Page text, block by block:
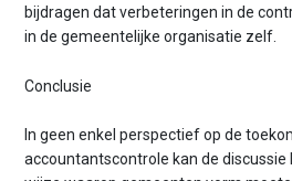
bijdragen dat verbeteringen in de
in de gemeentelijke organisatie zelf.
Conclusie
In geen enkel perspectief op de
accountantscontrole kan de discussie